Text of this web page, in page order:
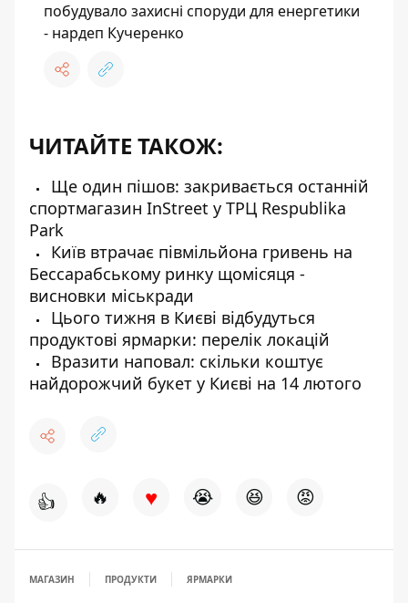
побудувало захисні споруди для енергетики
- нардеп Кучеренко
ЧИТАЙТЕ ТАКОЖ:
Ще один пішов: закривається останній
спортмагазин InStreet у ТРЦ Respublika
Park
Київ втрачає півмільйона гривень на
Бессарабському ринку щомісяця -
висновки міськради
Цього тижня в Києві відбудуться
продуктові ярмарки: перелік локацій
Вразити наповал: скільки коштує
найдорожчий букет у Києві на 14 лютого
👍 🔥 ♥ 😭 😆 😡
МАГАЗИН ПРОДУКТИ ЯРМАРКИ